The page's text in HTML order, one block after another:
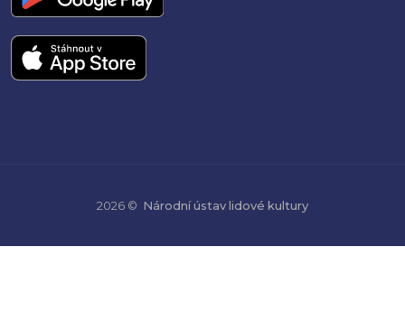
2026 © Národní ústav lidové kultury